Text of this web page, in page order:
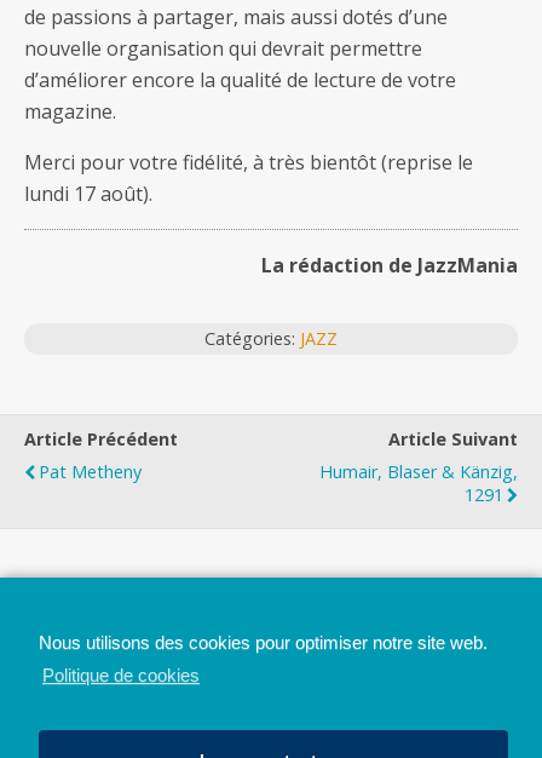
de passions à partager, mais aussi dotés d’une
nouvelle organisation qui devrait permettre
d’améliorer encore la qualité de lecture de votre
magazine.
Merci pour votre fidélité, à très bientôt (reprise le
lundi 17 août).
La rédaction de JazzMania
Catégories: JAZZ
Article Précédent
Pat Metheny
Article Suivant
Humair, Blaser & Känzig,
1291
Nous utilisons des cookies pour optimiser notre site web.
Politique de cookies